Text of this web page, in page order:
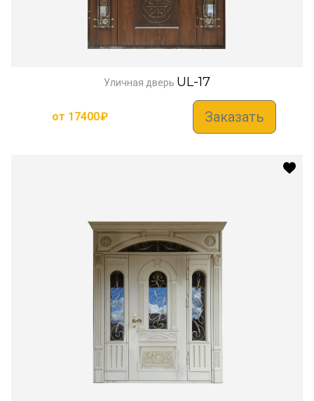
Уличная дверь UL-17
от 17400₽ Заказать